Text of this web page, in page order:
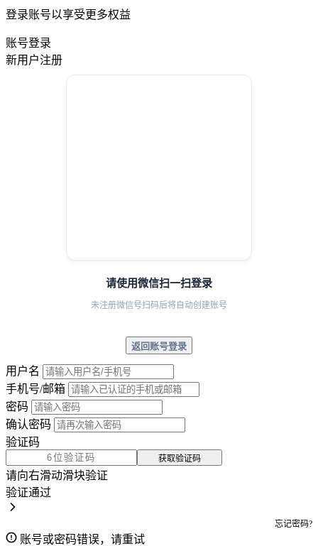
登录账号以享受更多权益
账号登录
新用户注册
请使用微信扫一扫登录
未注册微信号扫码后将自动创建账号
返回账号登录
用户名
手机号/邮箱
密码
确认密码
验证码
获取验证码
请向右滑动滑块验证
验证通过
忘记密码?
账号或密码错误，请重试